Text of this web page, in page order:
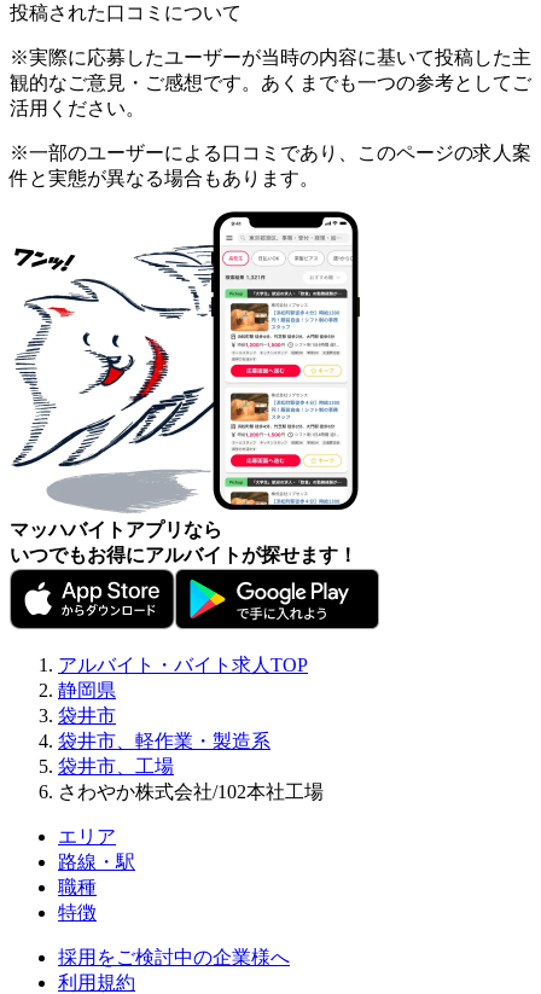
投稿された口コミについて
※実際に応募したユーザーが当時の内容に基いて投稿した主
観的なご意見・ご感想です。あくまでも一つの参考としてご
活用ください。
※一部のユーザーによる口コミであり、このページの求人案
件と実態が異なる場合もあります。
マッハバイトアプリなら
いつでもお得にアルバイトが探せます！
アルバイト・バイト求人TOP
静岡県
袋井市
袋井市、軽作業・製造系
袋井市、工場
さわやか株式会社/102本社工場
エリア
路線・駅
職種
特徴
採用をご検討中の企業様へ
利用規約